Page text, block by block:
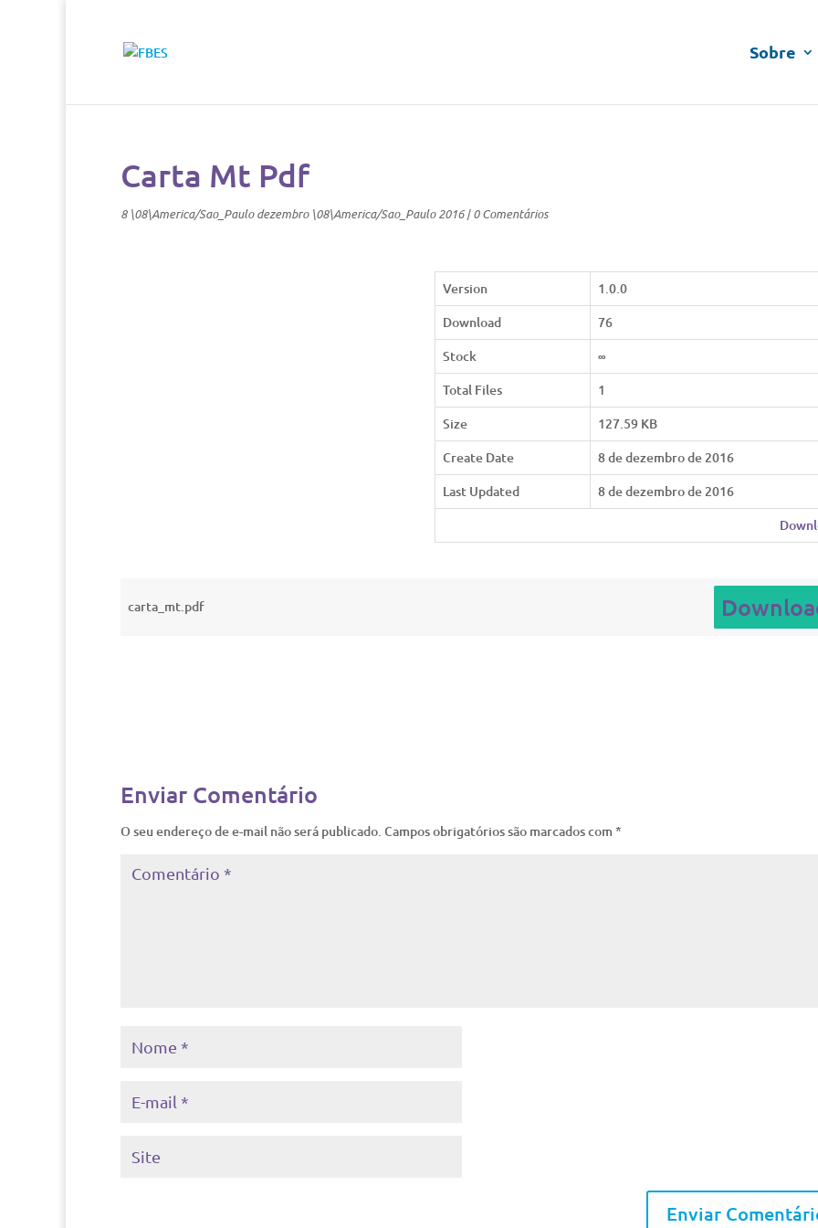
Sobre
Carta Mt Pdf
8 \08\America/Sao_Paulo dezembro \08\America/Sao_Paulo 2016|0 Comentários
Version
1.0.0
Download
76
Stock
∞
Total Files
1
Size
127.59 KB
Create Date
8 de dezembro de 2016
Last Updated
8 de dezembro de 2016
carta_mt.pdf
Enviar Comentário
O seu endereço de e-mail não será publicado. Campos obrigatórios são marcados com *